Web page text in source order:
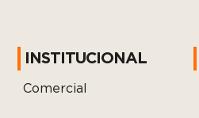
INSTITUCIONAL
Comercial